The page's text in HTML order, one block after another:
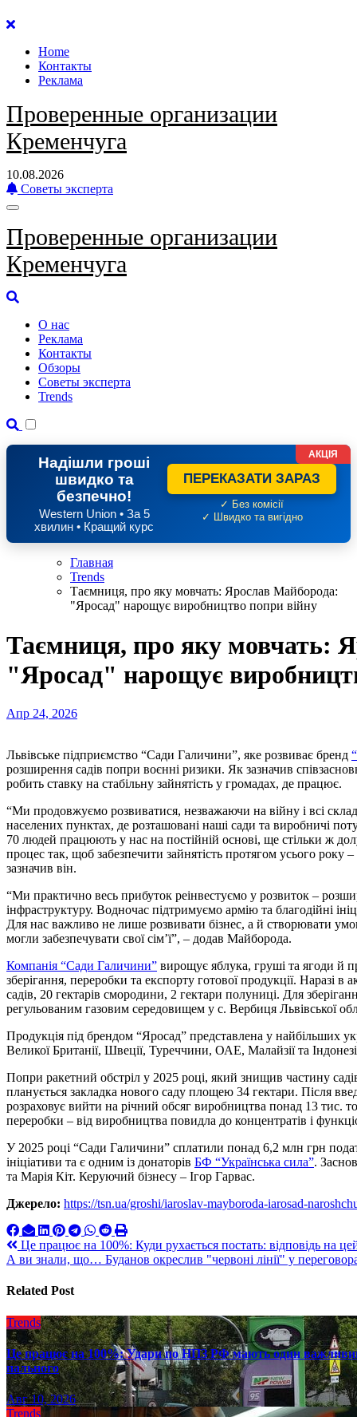
Перейти
содержанию
Home
Контакты
Реклама
Проверенные организации
Кременчуга
10.08.2026
Советы эксперта
Проверенные организации
Кременчуга
О нас
Реклама
Контакты
Обзоры
Советы эксперта
Trends
Надішли гроші
швидко та
безпечно!
Western Union • За 5
хвилин • Кращий курс
ПЕРЕКАЗАТИ ЗАРАЗ
✓ Без комісії
✓ Швидко та вигідно
АКЦІЯ
Главная
Trends
Таємниця, про яку мовчать: Ярослав Майборода:
"Яросад" нарощує виробництво попри війну
Таємниця, про яку мовчать:
"Яросад" нарощує
Апр 24, 2026
Львівське підприємство “Сади Галичини”, яке розвиває бренд
розширення садів попри воєнні ризики. Як зазначив
робить ставку на стабільну зайнятість у громадах, де працює.
“Ми продовжуємо розвиватися, незважаючи на війну і всі
населених пунктах, де розташовані наші сади та виробничі
70 людей працюють у нас на постійній основі, ще стільки ж
процес так, щоб забезпечити зайнятість протягом усього
зазначив він.
“Ми практично весь прибуток реінвестуємо у розвиток –
інфраструктуру. Водночас підтримуємо армію та благодійні
Для нас важливо не лише розвивати бізнес, а й створювати
могли забезпечувати свої сім’ї”, – додав Майборода.
Компанія “Сади Галичини” вирощує яблука, груші та ягоди й
зберігання, переробки та експорту готової продукції. Наразі
садів, 20 гектарів смородини, 2 гектари полуниці. Для
регульованим газовим середовищем у с. Вербиця Львівської
Продукція під брендом “Яросад” представлена у найбільших
Великої Британії, Швеції, Туреччини, ОАЕ, Малайзії та
Попри ракетний обстріл у 2025 році, який знищив частину
планується закладка нового саду площею 34 гектари. Після
розраховує вийти на річний обсяг виробництва понад 13 тис.
переробки – від виробництва повидла до концентратів і
У 2025 році “Сади Галичини” сплатили понад 6,2 млн грн
ініціативи та є одним із донаторів БФ “Українська сила”.
та Марія Кіт. Керуючий бізнесу – Ігор Гарвас.
Джерело: https://tsn.ua/groshi/iaroslav-mayboroda-iarosad-
Навигация
по
записям
Це працює на 100%: Куди рухається постать: відповідь на
А ви знали, що… Буданов окреслив "червоні лінії" у
Related Post
Trends
Це працює на 100%: Удари по НПЗ РФ мають один
пального
Авг 10, 2026
Trends